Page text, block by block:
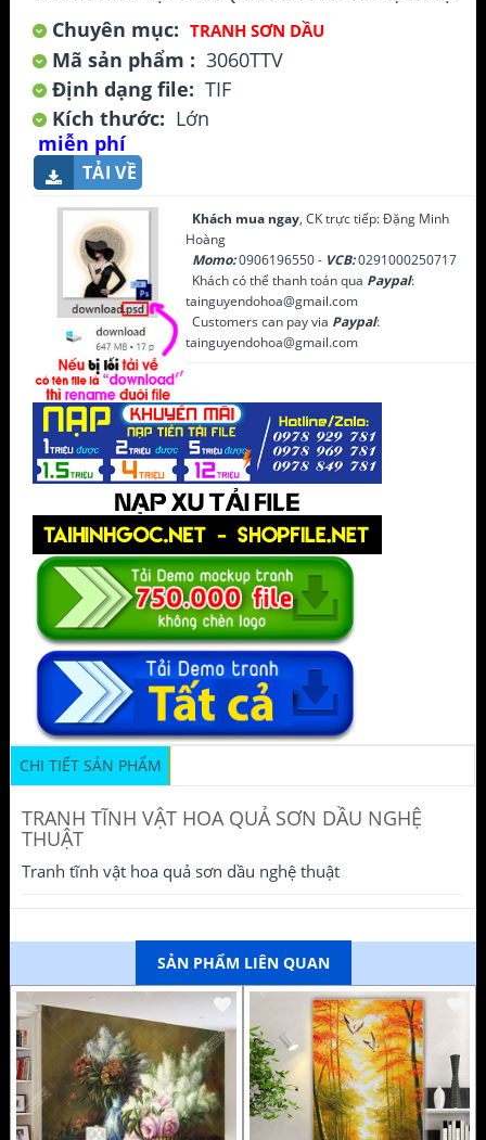
Chuyên mục: TRANH SƠN DẦU
Mã sản phẩm : 3060TTV
Định dạng file: TIF
Kích thước: Lớn
miễn phí
TẢI VỀ
Khách mua ngay, CK trực tiếp: Đặng Minh
Hoàng
Momo:0906196550 - VCB:0291000250717
Khách có thể thanh toán qua Paypal:
tainguyendohoa@gmail.com
Customers can pay via Paypal:
tainguyendohoa@gmail.com
CHI TIẾT SẢN PHẨM
TRANH TĨNH VẬT HOA QUẢ SƠN DẦU NGHỆ
THUẬT
Tranh tĩnh vật hoa quả sơn dầu nghệ thuật
SẢN PHẨM LIÊN QUAN